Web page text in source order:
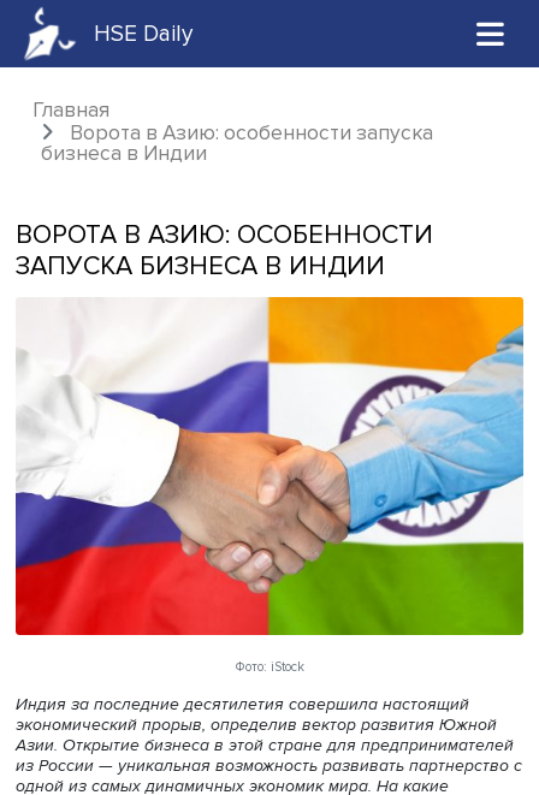
HSE Daily
Главная
Ворота в Азию: особенности запуска
ВОРОТА В АЗИЮ: ОСОБЕННОСТИ
ЗАПУСКА БИЗНЕСА В ИНДИИ
Фото: iStock